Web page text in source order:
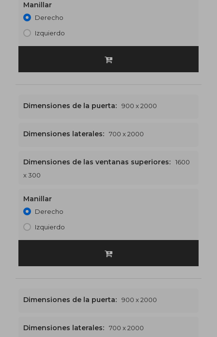
Manillar
Derecho
Izquierdo
1600 x 2300€570
Dimensiones de la puerta: 900 x 2000
Dimensiones laterales: 700 x 2000
Dimensiones de las ventanas superiores:
1600
x 300
Manillar
Derecho
Izquierdo
Dimensiones de la puerta: 900 x 2000
Dimensiones laterales: 700 x 2000